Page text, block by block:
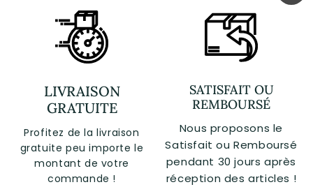
LIVRAISON
GRATUITE
Profitez de la livraison
gratuite peu importe le
montant de votre
commande !
SATISFAIT OU
REMBOURSÉ
Nous proposons le
Satisfait ou Remboursé
pendant 30 jours après
réception des articles !